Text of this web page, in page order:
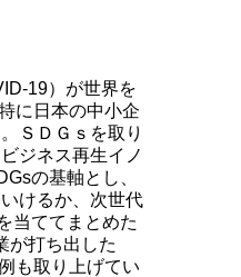
19）が世界を
に日本の中小企
ＳＤＧｓを取り
ジネス再生イノ
の基軸とし、
けるか、次世代
当ててまとめた
が打ち出した
も取り上げてい